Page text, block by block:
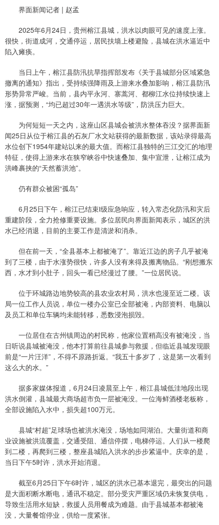
界面新闻记者 | 赵孟
2025年6月24日，贵州榕江县城，洪水以肉眼可见的速度上涨。
很快，街道成河，交通停运，居民扶墙上楼避险，县城在洪水逼近中
陷入瘫痪。
当日上午，榕江县防汛抗旱指挥部发布《关于县城部分区域紧急
撤离的通知》指出，受持续强降雨及上游来水叠加影响，榕江县防汛
形势异常严峻。当前，县内平永河、寨蒿河、都柳江水位持续快速上
涨，据预测，“均已超过30年一遇洪水等级”，防洪压力巨大。
为何短短一天之内，这座山区县城会被洪水整体吞没？据界面新
闻25日从位于榕江县的石灰厂水文站获得的最新数据，该站录得最高
水位创下1954年建站以来的最大值。而榕江县独特的三江交汇的地理
特征，使得上游来水在狭窄峡谷中快速叠加、集中宣泄，让榕江成为
洪峰裹挟的“天然蓄洪池”。
仍有群众被困“孤岛”
6月25日下午，榕江已结束Ⅰ级应急响应，转入常态化防汛和灾后
重建阶段，全力抢修重要设施。多位居民向界面新闻表示，城区的洪
水已经消退，目前的主要工作是清淤和消杀。
但在前一天，“全县基本上都被淹了”。靠近江边的房子几乎被淹
到了三楼，由于水涨势很快，许多人没有来得及搬离物品。“刚想搬东
西，水才到小肚子，回头一看已经漫过了腰。”一位居民说。
位于环城路边地势较高的县农业农村局，洪水也漫至近二楼。该
局一位工作人员说，单位一楼办公室已全部被淹，内部资料、电脑以
及员工和单位车辆均未能转移，悉数浸泡损毁。
一位居住在古州镇周边的村民称，他家位置稍高没有被淹没，当
日听说县城被淹没，他本打算前往县城参与救援，但临近县城发现眼
前是“一片汪洋”，不得不原路折返。“我五十多岁了，这是第一次看到
这么大的水。”
据多家媒体报道，6月24日凌晨至上午，榕江县城低洼地段出现
洪水倒灌，县城最大商场超市负一层被淹没。一位海鲜酒楼老板称，
全部设施陷入水中，损失超100万元。
县城“村超”足球场也被洪水淹没，场地如同湖泊。大量街道和商
业设施被洪流覆盖，交通受阻、通信停摆，电梯停运。人们从一楼爬
到二楼，再爬到三楼，整座县城陷入洪水的步步紧逼中。庆幸的是，
当日下午5时许，洪水开始消退。
截至6月25日下午6时许，城区的洪水已基本退完，最突出的问题
是大面积断水断电，通讯不稳定。部分受灾严重区域仍未恢复供电，
导致生活用水短缺，救援人员用餐成为难题。由于县城基本都被淹
没，大量餐馆停业，供给一度紧张。